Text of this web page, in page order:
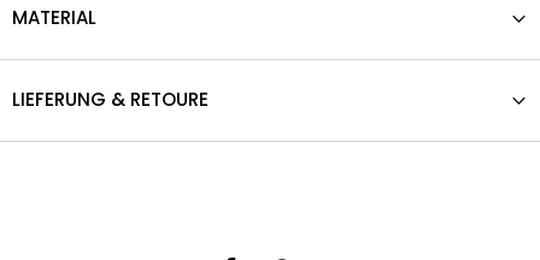
MATERIAL
LIEFERUNG & RETOURE